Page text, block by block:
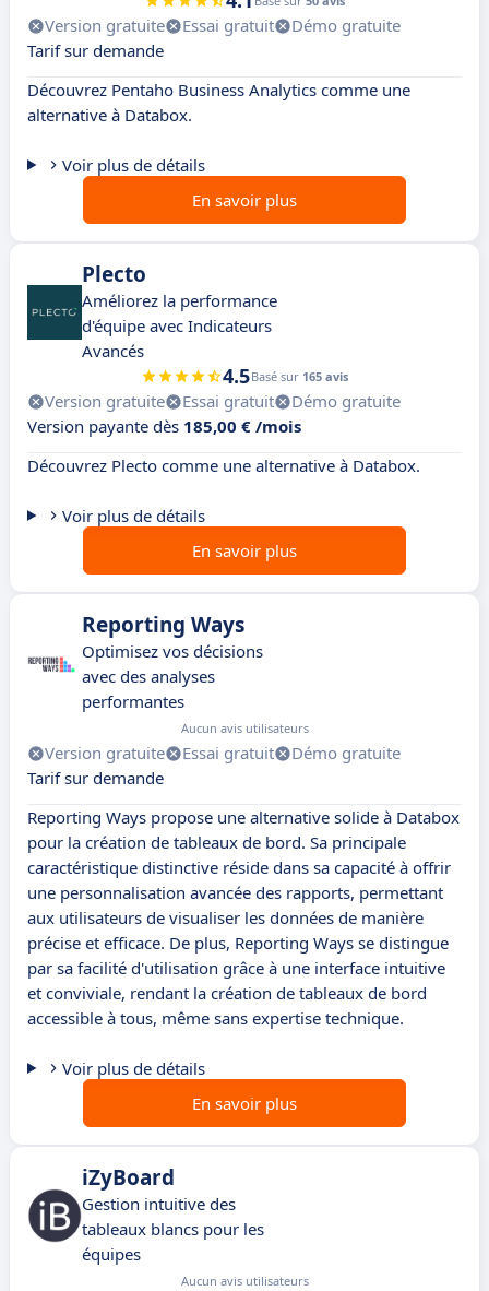
Version gratuite Essai gratuit
Démo gratuite
Tarif sur demande
Découvrez Pentaho Business Analytics comme une
alternative à Databox.
Voir plus de détails
En savoir plus
Plecto
Améliorez la performance
d'équipe avec Indicateurs
Avancés
4.5Basé sur 165 avis
Version gratuite Essai gratuit
Démo gratuite
Version payante dès 185,00 € /mois
Découvrez Plecto comme une alternative à Databox.
Voir plus de détails
En savoir plus
Reporting Ways
Optimisez vos décisions
avec des analyses
performantes
Aucun avis utilisateurs
Version gratuite Essai gratuit
Démo gratuite
Tarif sur demande
Reporting Ways propose une alternative solide à Databox
pour la création de tableaux de bord. Sa principale
caractéristique distinctive réside dans sa capacité à offrir
une personnalisation avancée des rapports, permettant
aux utilisateurs de visualiser les données de manière
précise et efficace. De plus, Reporting Ways se distingue
par sa facilité d'utilisation grâce à une interface intuitive
et conviviale, rendant la création de tableaux de bord
accessible à tous, même sans expertise technique.
Voir plus de détails
En savoir plus
iZyBoard
Gestion intuitive des
tableaux blancs pour les
équipes
Aucun avis utilisateurs